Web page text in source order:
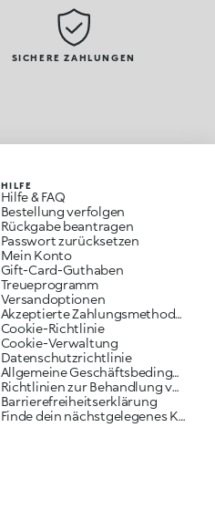
SICHERE ZAHLUNGEN
HILFE
Hilfe & FAQ
Bestellung verfolgen
Rückgabe beantragen
Passwort zurücksetzen
Mein Konto
Gift-Card-Guthaben
Treueprogramm
Versandoptionen
Akzeptierte Zahlungsmethoden
Cookie-Richtlinie
Cookie-Verwaltung
Datenschutzrichtlinie
Allgemeine Geschäftsbedingungen
Richtlinien zur Behandlung von Reklamationen
Barrierefreiheitserklärung
Finde dein nächstgelegenes KIKO Geschäft